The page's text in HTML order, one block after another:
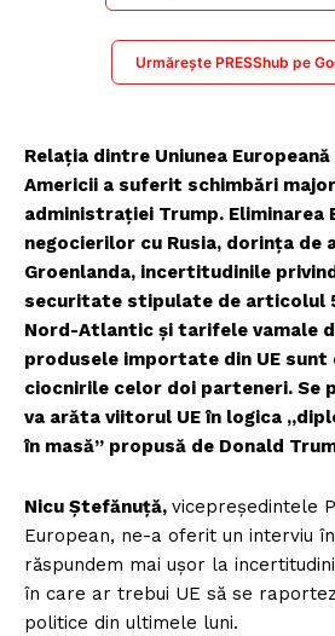
Urmărește PRESShub pe
Relația dintre Uniunea
Americii a suferit schimbări
administrației Trump. Eliminarea
negocierilor cu Rusia, dorința de
Groenlanda, incertitudinile
securitate stipulate de articolul
Nord-Atlantic și tarifele vamale
produsele importate din UE
ciocnirile celor doi parteneri. Se
va arăta viitorul UE în logica
în masă” propusă de Donald
Nicu Ștefănuță, vicepreședintele
European, ne-a oferit un interviu
răspundem mai ușor la
în care ar trebui UE să se
politice din ultimele luni.